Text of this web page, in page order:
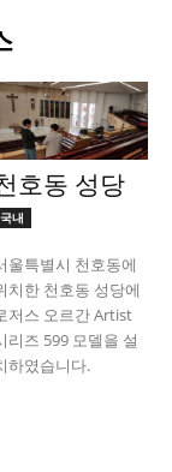
호동 성당
국내
울특별시 천호동에
치한 천호동 성당에
저스 오르간 Artist
리즈 599 모델을 설
하였습니다.